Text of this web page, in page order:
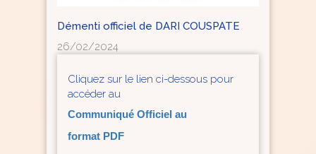
Démenti officiel de DARI COUSPATE
26/02/2024
Cliquez sur le lien ci-dessous pour
accéder au
Communiqué Officiel au
format PDF